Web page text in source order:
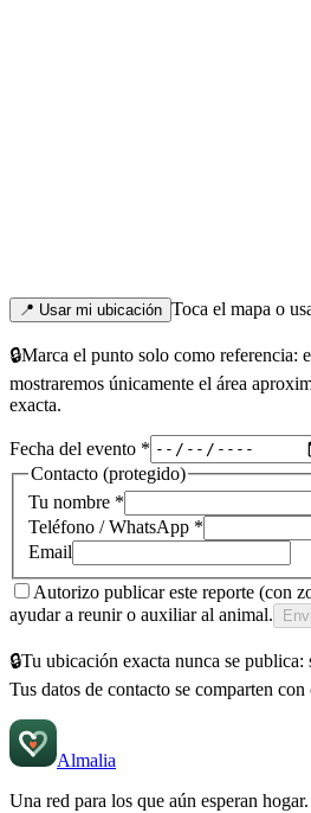
📍 Usar mi ubicación Toca el mapa o
🔒Marca el punto solo como referencia:
mostraremos únicamente el área
exacta.
Fecha del evento *
Contacto (protegido)
Tu nombre *
Teléfono / WhatsApp *
Email
Autorizo publicar este reporte (con
ayudar a reunir o auxiliar al animal.
🔒Tu ubicación exacta nunca se
Tus datos de contacto se comparten con
Almalia
Una red para los que aún esperan hogar.